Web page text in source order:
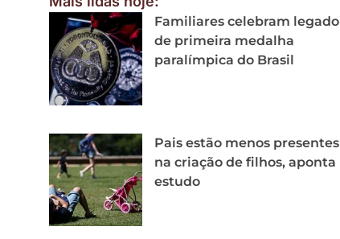
Familiares celebram legado
de primeira medalha
paralímpica do Brasil
Pais estão menos presentes
na criação de filhos, aponta
estudo